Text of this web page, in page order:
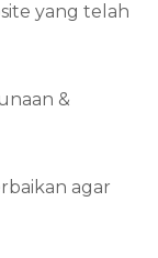
yang telah
&
agar